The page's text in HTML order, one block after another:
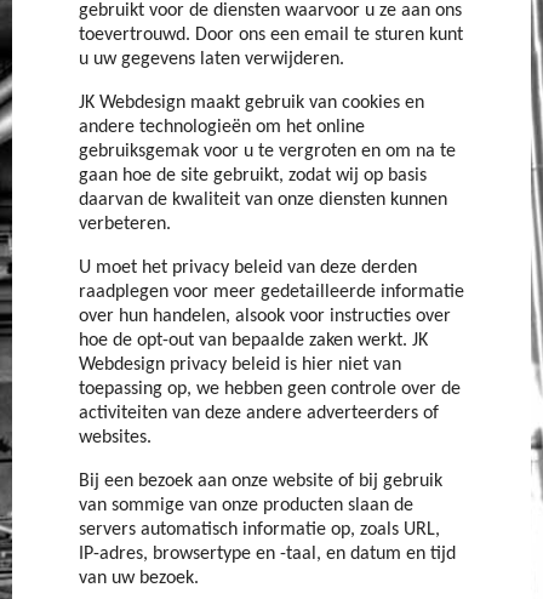
gebruikt voor de diensten waarvoor u ze aan ons
toevertrouwd. Door ons een email te sturen kunt
u uw gegevens laten verwijderen.
JK Webdesign maakt gebruik van cookies en
andere technologieën om het online
gebruiksgemak voor u te vergroten en om na te
gaan hoe de site gebruikt, zodat wij op basis
daarvan de kwaliteit van onze diensten kunnen
verbeteren.
U moet het privacy beleid van deze derden
raadplegen voor meer gedetailleerde informatie
over hun handelen, alsook voor instructies over
hoe de opt-out van bepaalde zaken werkt. JK
Webdesign privacy beleid is hier niet van
toepassing op, we hebben geen controle over de
activiteiten van deze andere adverteerders of
websites.
Bij een bezoek aan onze website of bij gebruik
van sommige van onze producten slaan de
servers automatisch informatie op, zoals URL,
IP-adres, browsertype en -taal, en datum en tijd
van uw bezoek.